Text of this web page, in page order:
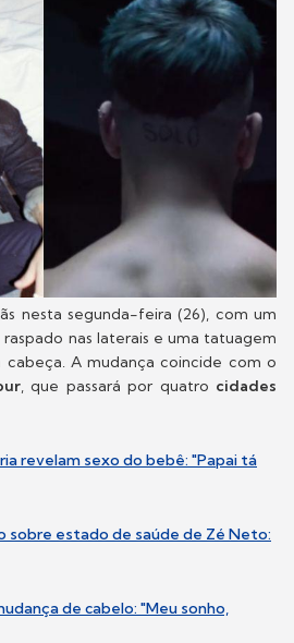
nesta segunda-feira (26), com um
raspado nas laterais e uma tatuagem
cabeça. A mudança coincide com o
, que passará por quatro cidades
revelam sexo do bebê: "Papai tá
sobre estado de saúde de Zé Neto:
de cabelo: "Meu sonho,